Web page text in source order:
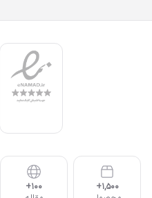
1,500+
100+